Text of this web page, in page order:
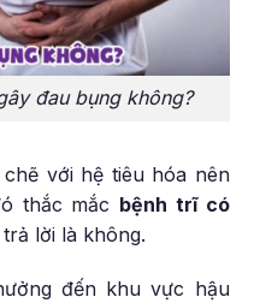
đau bụng không?
với hệ tiêu hóa nên
thắc mắc bệnh trĩ có
trả lời là không.
đến khu vực hậu